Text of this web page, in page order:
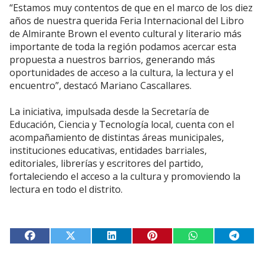
“Estamos muy contentos de que en el marco de los diez
años de nuestra querida Feria Internacional del Libro
de Almirante Brown el evento cultural y literario más
importante de toda la región podamos acercar esta
propuesta a nuestros barrios, generando más
oportunidades de acceso a la cultura, la lectura y el
encuentro”, destacó Mariano Cascallares.
La iniciativa, impulsada desde la Secretaría de
Educación, Ciencia y Tecnología local, cuenta con el
acompañamiento de distintas áreas municipales,
instituciones educativas, entidades barriales,
editoriales, librerías y escritores del partido,
fortaleciendo el acceso a la cultura y promoviendo la
lectura en todo el distrito.